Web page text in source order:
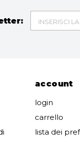
account
login
carrello
lista dei